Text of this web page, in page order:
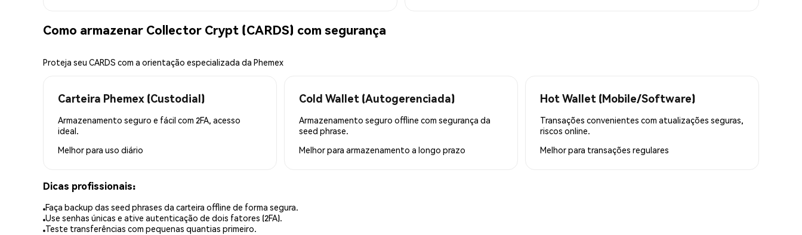
Como armazenar Collector Crypt (CARDS) com segurança
Proteja seu CARDS com a orientação especializada da Phemex
Carteira Phemex (Custodial)
Armazenamento seguro e fácil com 2FA, acesso
ideal.
Melhor para uso diário
Cold Wallet (Autogerenciada)
Armazenamento seguro offline com segurança da
seed phrase.
Melhor para armazenamento a longo prazo
Hot Wallet (Mobile/Software)
Transações convenientes com atualizações seguras,
riscos online.
Melhor para transações regulares
Dicas profissionais:
Faça backup das seed phrases da carteira offline de forma segura.
Use senhas únicas e ative autenticação de dois fatores (2FA).
Teste transferências com pequenas quantias primeiro.